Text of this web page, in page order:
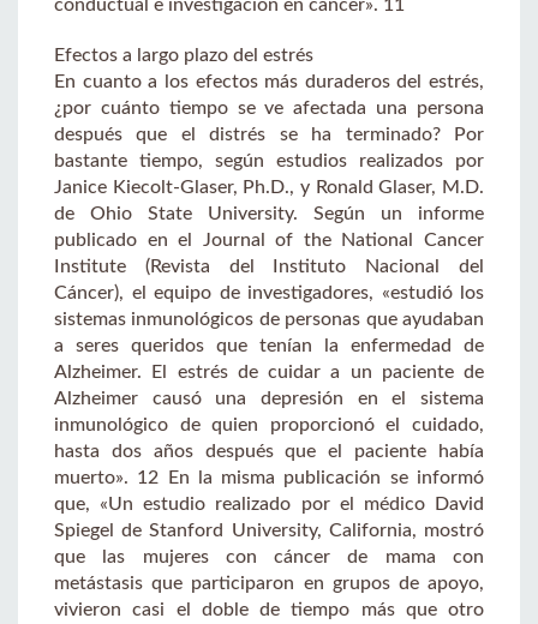
conductual e investigación en cáncer». 11
Efectos a largo plazo del estrés
En cuanto a los efectos más duraderos del estrés,
¿por cuánto tiempo se ve afectada una persona
después que el distrés se ha terminado? Por
bastante tiempo, según estudios realizados por
Janice Kiecolt-Glaser, Ph.D., y Ronald Glaser, M.D.
de Ohio State University. Según un informe
publicado en el Journal of the National Cancer
Institute (Revista del Instituto Nacional del
Cáncer), el equipo de investigadores, «estudió los
sistemas inmunológicos de personas que ayudaban
a seres queridos que tenían la enfermedad de
Alzheimer. El estrés de cuidar a un paciente de
Alzheimer causó una depresión en el sistema
inmunológico de quien proporcionó el cuidado,
hasta dos años después que el paciente había
muerto». 12 En la misma publicación se informó
que, «Un estudio realizado por el médico David
Spiegel de Stanford University, California, mostró
que las mujeres con cáncer de mama con
metástasis que participaron en grupos de apoyo,
vivieron casi el doble de tiempo más que otro